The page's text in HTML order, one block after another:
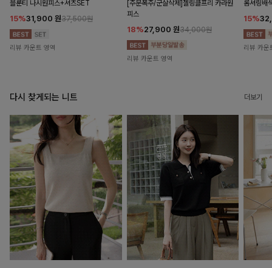
블룬티 나시원피스+셔츠SET
15%31,900 원37,500원
리뷰 카운트 영역
[주문폭주/군살삭제]젤링클프리 카라원
피스
18%27,900 원34,000원
리뷰 카운트 영역
롬셔링배
15%
리뷰 카운
다시 찾게되는 니트 더보기